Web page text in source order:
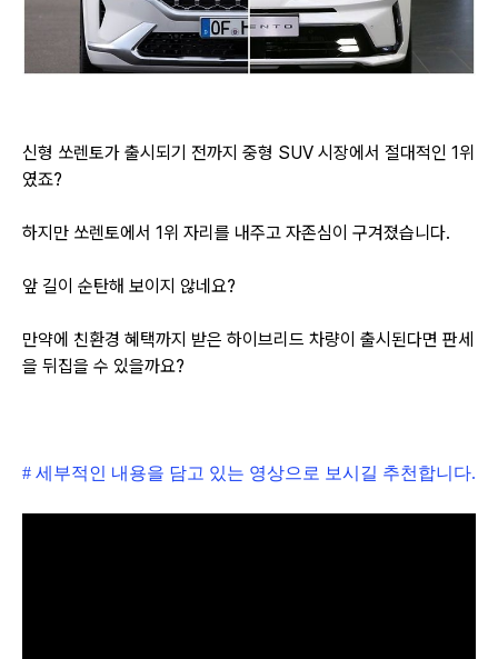
신형 쏘렌토가 출시되기 전까지 중형 SUV 시장에서 절대적인 1위
였죠?
하지만 쏘렌토에서 1위 자리를 내주고 자존심이 구겨졌습니다.
앞 길이 순탄해 보이지 않네요?
만약에 친환경 혜택까지 받은 하이브리드 차량이 출시된다면 판세
을 뒤집을 수 있을까요?
# 세부적인 내용을 담고 있는 영상으로 보시길 추천합니다.